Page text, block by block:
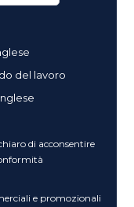
del lavoro
di acconsentire
e promozionali